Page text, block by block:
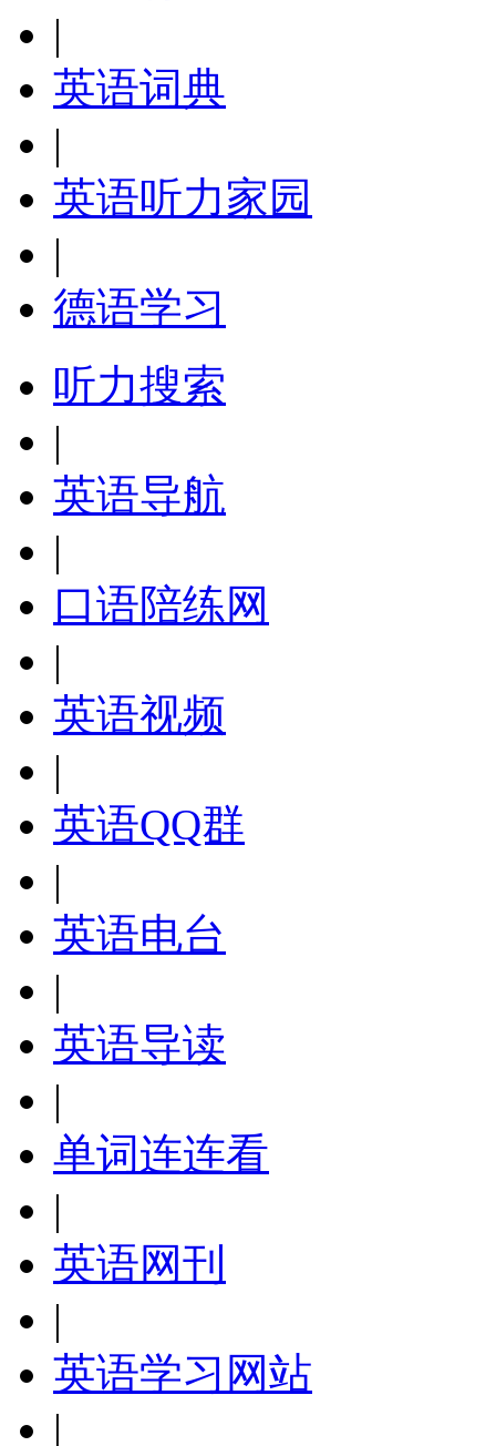
|
英语词典
|
英语听力家园
|
德语学习
听力搜索
|
英语导航
|
口语陪练网
|
英语视频
|
英语QQ群
|
英语电台
|
英语导读
|
单词连连看
|
英语网刊
|
英语学习网站
|